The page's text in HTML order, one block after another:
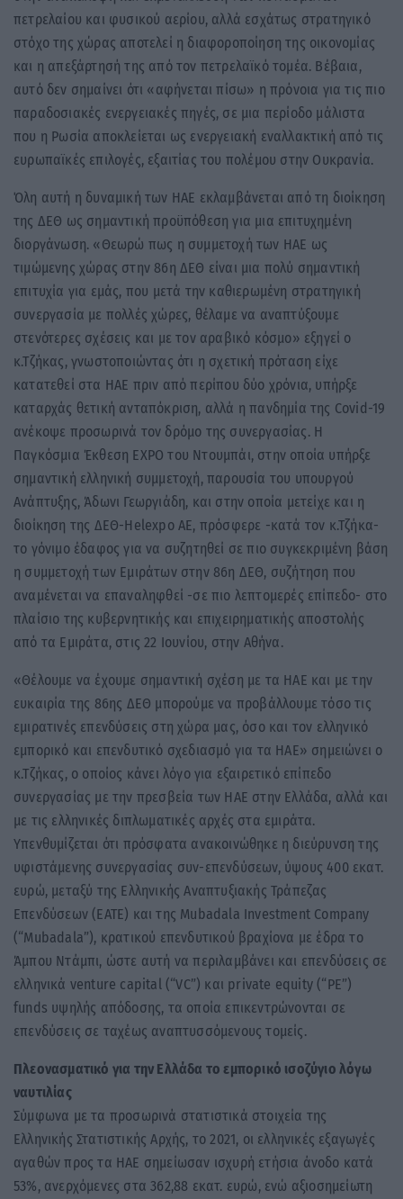
πετρελαίου και φυσικού αερίου, αλλά εσχάτως στρατηγικό
στόχο της χώρας αποτελεί η διαφοροποίηση της οικονομίας
και η απεξάρτησή της από τον πετρελαϊκό τομέα. Βέβαια,
αυτό δεν σημαίνει ότι «αφήνεται πίσω» η πρόνοια για τις πιο
παραδοσιακές ενεργειακές πηγές, σε μια περίοδο μάλιστα
που η Ρωσία αποκλείεται ως ενεργειακή εναλλακτική από τις
ευρωπαϊκές επιλογές, εξαιτίας του πολέμου στην Ουκρανία.
Όλη αυτή η δυναμική των ΗΑΕ εκλαμβάνεται από τη διοίκηση
της ΔΕΘ ως σημαντική προϋπόθεση για μια επιτυχημένη
διοργάνωση. «Θεωρώ πως η συμμετοχή των ΗΑΕ ως
τιμώμενης χώρας στην 86η ΔΕΘ είναι μια πολύ σημαντική
επιτυχία για εμάς, που μετά την καθιερωμένη στρατηγική
συνεργασία με πολλές χώρες, θέλαμε να αναπτύξουμε
στενότερες σχέσεις και με τον αραβικό κόσμο» εξηγεί ο
κ.Τζήκας, γνωστοποιώντας ότι η σχετική πρόταση είχε
κατατεθεί στα ΗΑΕ πριν από περίπου δύο χρόνια, υπήρξε
καταρχάς θετική ανταπόκριση, αλλά η πανδημία της Covid-19
ανέκοψε προσωρινά τον δρόμο της συνεργασίας. Η
Παγκόσμια Έκθεση EXPO του Ντουμπάι, στην οποία υπήρξε
σημαντική ελληνική συμμετοχή, παρουσία του υπουργού
Ανάπτυξης, Άδωνι Γεωργιάδη, και στην οποία μετείχε και η
διοίκηση της ΔΕΘ-Helexpo AE, πρόσφερε -κατά τον κ.Τζήκα-
το γόνιμο έδαφος για να συζητηθεί σε πιο συγκεκριμένη βάση
η συμμετοχή των Εμιράτων στην 86η ΔΕΘ, συζήτηση που
αναμένεται να επαναληφθεί -σε πιο λεπτομερές επίπεδο- στο
πλαίσιο της κυβερνητικής και επιχειρηματικής αποστολής
από τα Εμιράτα, στις 22 Ιουνίου, στην Αθήνα.
«Θέλουμε να έχουμε σημαντική σχέση με τα ΗΑΕ και με την
ευκαιρία της 86ης ΔΕΘ μπορούμε να προβάλλουμε τόσο τις
εμιρατινές επενδύσεις στη χώρα μας, όσο και τον ελληνικό
εμπορικό και επενδυτικό σχεδιασμό για τα ΗΑΕ» σημειώνει ο
κ.Τζήκας, ο οποίος κάνει λόγο για εξαιρετικό επίπεδο
συνεργασίας με την πρεσβεία των ΗΑΕ στην Ελλάδα, αλλά και
με τις ελληνικές διπλωματικές αρχές στα εμιράτα.
Υπενθυμίζεται ότι πρόσφατα ανακοινώθηκε η διεύρυνση της
υφιστάμενης συνεργασίας συν-επενδύσεων, ύψους 400 εκατ.
ευρώ, μεταξύ της Ελληνικής Αναπτυξιακής Τράπεζας
Επενδύσεων (ΕΑΤΕ) και της Mubadala Investment Company
(“Mubadala”), κρατικού επενδυτικού βραχίονα με έδρα το
Άμπου Ντάμπι, ώστε αυτή να περιλαμβάνει και επενδύσεις σε
ελληνικά venture capital (“VC”) και private equity (“PE”)
funds υψηλής απόδοσης, τα οποία επικεντρώνονται σε
επενδύσεις σε ταχέως αναπτυσσόμενους τομείς.
Πλεονασματικό για την Ελλάδα το εμπορικό ισοζύγιο λόγω
ναυτιλίας
Σύμφωνα με τα προσωρινά στατιστικά στοιχεία της
Ελληνικής Στατιστικής Αρχής, το 2021, οι ελληνικές εξαγωγές
αγαθών προς τα ΗΑΕ σημείωσαν ισχυρή ετήσια άνοδο κατά
53%, ανερχόμενες στα 362,88 εκατ. ευρώ, ενώ αξιοσημείωτη